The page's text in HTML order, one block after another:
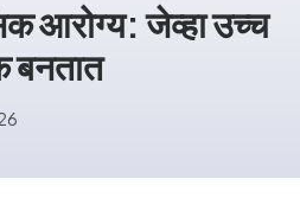
Careers
आरोग्य: जेव्हा उच्च
बनतात